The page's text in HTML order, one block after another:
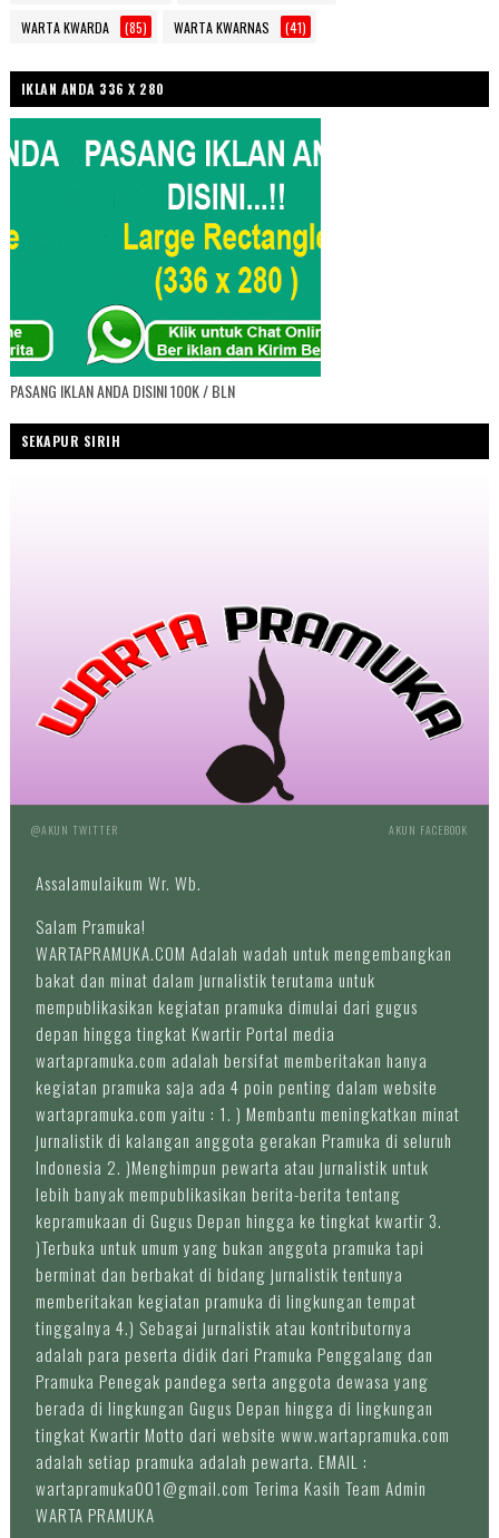
WARTA KWARDA (85) WARTA KWARNAS (41)
IKLAN ANDA 336 X 280
PASANG IKLAN ANDA DISINI 100K / BLN
SEKAPUR SIRIH
@AKUN TWITTER AKUN FACEBOOK
Assalamulaikum Wr. Wb.
Salam Pramuka!
WARTAPRAMUKA.COM Adalah wadah untuk mengembangkan
bakat dan minat dalam jurnalistik terutama untuk
mempublikasikan kegiatan pramuka dimulai dari gugus
depan hingga tingkat Kwartir Portal media
wartapramuka.com adalah bersifat memberitakan hanya
kegiatan pramuka saja ada 4 poin penting dalam website
wartapramuka.com yaitu : 1. ) Membantu meningkatkan minat
jurnalistik di kalangan anggota gerakan Pramuka di seluruh
Indonesia 2. )Menghimpun pewarta atau jurnalistik untuk
lebih banyak mempublikasikan berita-berita tentang
kepramukaan di Gugus Depan hingga ke tingkat kwartir 3.
)Terbuka untuk umum yang bukan anggota pramuka tapi
berminat dan berbakat di bidang jurnalistik tentunya
memberitakan kegiatan pramuka di lingkungan tempat
tinggalnya 4.) Sebagai jurnalistik atau kontributornya
adalah para peserta didik dari Pramuka Penggalang dan
Pramuka Penegak pandega serta anggota dewasa yang
berada di lingkungan Gugus Depan hingga di lingkungan
tingkat Kwartir Motto dari website www.wartapramuka.com
adalah setiap pramuka adalah pewarta. EMAIL :
wartapramuka001@gmail.com Terima Kasih Team Admin
WARTA PRAMUKA